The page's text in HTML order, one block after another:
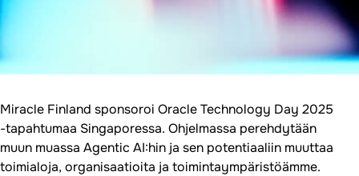
Miracle Finland sponsoroi Oracle Technology Day 2025
-tapahtumaa Singaporessa. Ohjelmassa perehdytään
muun muassa Agentic AI:hin ja sen potentiaaliin muuttaa
toimialoja, organisaatioita ja toimintaympäristöämme.